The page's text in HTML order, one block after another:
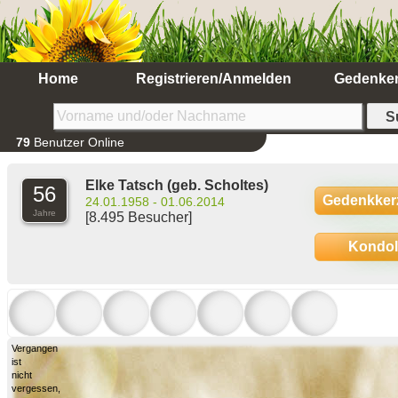
Home Registrieren/Anmelden
79 Benutzer Online
56
Jahre
Elke Tatsch (geb. Scholtes)
24.01.1958 - 01.06.2014
[8.495 Besucher]
Vergangen
ist
nicht
vergessen,